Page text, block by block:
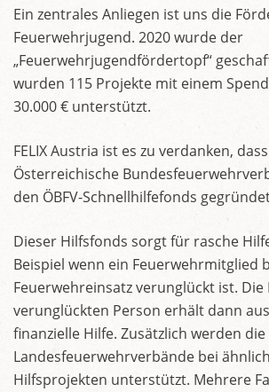
Ein zentrales Anliegen ist uns die
Feuerwehrjugend. 2020 wurde der
„Feuerwehrjugendfördertopf“
wurden 115 Projekte mit einem
30.000 € unterstützt.
FELIX Austria ist es zu verdanken,
Österreichische
den ÖBFV-Schnellhilfefonds
Dieser Hilfsfonds sorgt für rasche
Beispiel wenn ein Feuerwehrmitglied
Feuerwehreinsatz verunglückt ist. Die
verunglückten Person erhält dann
finanzielle Hilfe. Zusätzlich werden die
Landesfeuerwehrverbände bei
Hilfsprojekten unterstützt. Mehrere